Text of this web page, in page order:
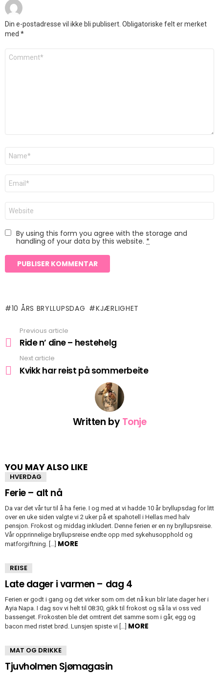
Din e-postadresse vil ikke bli publisert. Obligatoriske felt er merket
med *
Kommentar
Navn
E-
post
*
Nettsted
By using this form you agree with the storage and
handling of your data by this website. *
10 ÅRS BRYLLUPSDAG KJÆRLIGHET
more
Previous article
Ride n’ dine – hestehelg
Next article
Kvikk har reist på sommerbeite
Written byTonje
YOU MAY ALSO LIKE
HVERDAG
Ferie – alt nå
Da var det vår tur til å ha ferie. I og med at vi hadde 10 år bryllupsdag for litt
over en uke siden valgte vi 2 uker på et spahotell i Hellas med halv
pensjon. Frokost og middag inkludert. Denne ferien er en ny bryllupsreise.
Vår opprinnelige bryllupsreise endte opp med sykehusopphold og
matforgiftning. […] MORE
REISE
Late dager i varmen – dag 4
Ferien er godt i gang og det virker som om det nå kun blir late dager her i
Ayia Napa. I dag sov vi helt til 08:30, gikk til frokost og så la vi oss ved
bassenget. Frokosten ble det omtrent det samme som i går, egg og
bacon med ristet brød. Lunsjen spiste vi […] MORE
MAT OG DRIKKE
Tjuvholmen Sjømagasin